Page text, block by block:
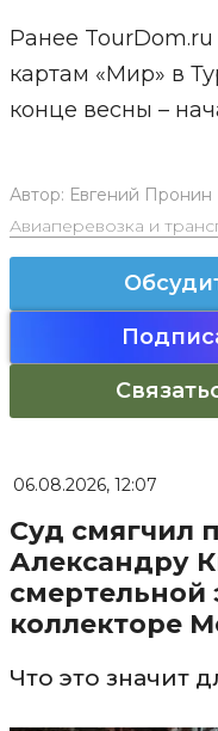
Ранее TourDom.ru
картам «Мир» в
конце весны –
Автор: Евгений Пронин
Авиаперевозка и
06.08.2026, 12:07
Суд смягчил
Александру
смертельной
коллекторе
Что это значит